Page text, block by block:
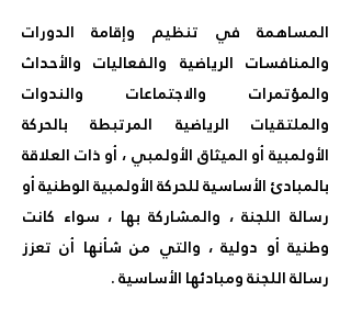
المساهمة في تنظيم وإقامة الدورات
والمنافسات الرياضية والفعاليات والأحداث
والمؤتمرات والاجتماعات والندوات
والملتقيات الرياضية المرتبطة بالحركة
الأولمبية أو الميثاق الأولمبي ، أو ذات العلاقة
بالمبادئ الأساسية للحركة الأولمبية الوطنية أو
رسالة اللجنة ، والمشاركة بها ، سواء كانت
وطنية أو دولية ، والتي من شأنها أن تعزز
رسالة اللجنة ومبادئها الأساسية .